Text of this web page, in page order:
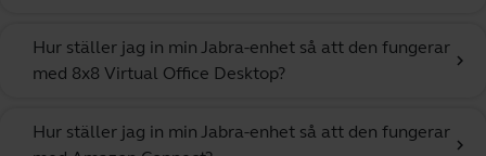
Hur ställer jag in min Jabra-enhet så att den fungerar
med 8x8 Virtual Office Desktop?
chevron_right
Hur ställer jag in min Jabra-enhet så att den fungerar
chevron_right